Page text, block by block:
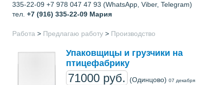
335-22-09 +7 978 047 47 93 (WhatsApp, Viber, Telegram)
тел. +7 (916) 335-22-09 Мария
Работа > Предлагаю работу > Производство
Упаковщицы и грузчики на
птицефабрику
71000 руб. (Одинцово) 07 декабря